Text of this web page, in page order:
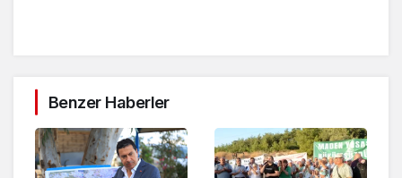
Benzer Haberler